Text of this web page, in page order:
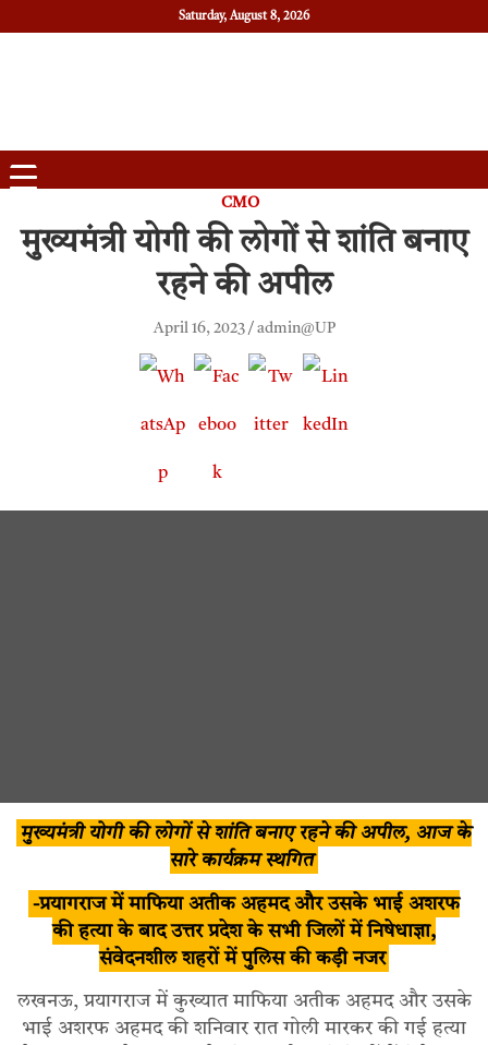
Saturday, August 8, 2026
CMO
मुख्यमंत्री योगी की लोगों से शांति बनाए
रहने की अपील
April 16, 2023 admin@UP
मुख्यमंत्री योगी की लोगों से शांति बनाए रहने की अपील, आज के
सारे कार्यक्रम स्थगित
-प्रयागराज में माफिया अतीक अहमद और उसके भाई अशरफ
की हत्या के बाद उत्तर प्रदेश के सभी जिलों में निषेधाज्ञा,
संवेदनशील शहरों में पुलिस की कड़ी नजर
लखनऊ, प्रयागराज में कुख्यात माफिया अतीक अहमद और उसके
भाई अशरफ अहमद की शनिवार रात गोली मारकर की गई हत्या